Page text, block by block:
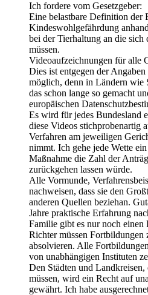
Ich fordere vom Gesetzgeber:
Eine belastbare Definition
Kindeswohlgefährdung
bei der Tierhaltung an die sich
müssen.
Videoaufzeichnungen für alle
Dies ist entgegen der
möglich, denn in Ländern wie
das schon lange so gemacht
europäischen
Es wird für jedes Bundesland
diese Videos stichprobenartig
Verfahren am jeweiligen
nimmt. Ich gehe jede Wette
Maßnahme die Zahl der
zurückgehen lassen würde.
Alle Vormunde,
nachweisen, dass sie den
anderen Quellen beziehan.
Jahre praktische Erfahrung
Familie gibt es nur noch einen
Richter müssen
absolvieren. Alle
von unabhängigen Instituten
Den Städten und Landkreisen,
müssen, wird ein Recht auf
gewährt. Ich habe